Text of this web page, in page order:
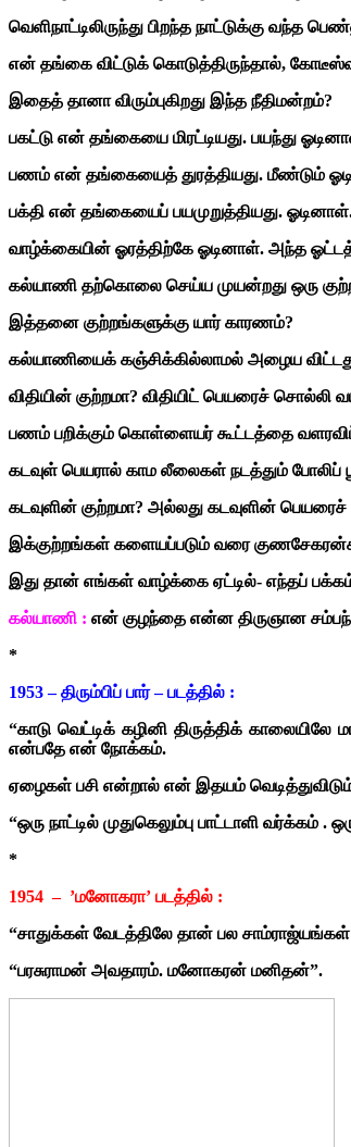
வெளிநாட்டிலிருந்து பிறந்த நாட்டுக்கு வந்த
என் தங்கை விட்டுக் கொடுத்திருந்தால்,
இதைத் தானா விரும்புகிறது இந்த நீதிமன்றம்?
பகட்டு என் தங்கையை மிரட்டியது. பயந்து
பணம் என் தங்கையைத் துரத்தியது. மீண்டும்
பக்தி என் தங்கையைப் பயமுறுத்தியது.
வாழ்க்கையின் ஓரத்திற்கே ஓடினாள். அந்த
கல்யாணி தற்கொலை செய்ய முயன்றது ஒரு
இத்தனை குற்றங்களுக்கு யார் காரணம்?
கல்யாணியைக் கஞ்சிக்கில்லாமல் அழைய விட்டது
விதியின் குற்றமா? விதியிட் பெயரைச் சொல்லி
பணம் பறிக்கும் கொள்ளையர் கூட்டத்தை
கடவுள் பெயரால் காம லீலைகள் நடத்தும் போலிப்
கடவுளின் குற்றமா? அல்லது கடவுளின்
இக்குற்றங்கள் களையப்படும் வரை
இது தான் எங்கள் வாழ்க்கை ஏட்டில்- எந்தப் பக்கம்
கல்யாணி : என் குழந்தை என்ன திருஞான
*
1953 – திரும்பிப் பார் – படத்தில் :
“காடு வெட்டிக் கழினி திருத்திக் காலையிலே
என்பதே என் நோக்கம்.
ஏழைகள் பசி என்றால் என் இதயம்
“ஒரு நாட்டில் முதுகெலும்பு பாட்டாளி வர்க்கம்
*
1954 – ’மனோகரா’ படத்தில் :
“சாதுக்கள் வேடத்திலே தான் பல சாம்ராஜ்யங்கள்
“பரசுராமன் அவதாரம். மனோகரன் மனிதன்”.